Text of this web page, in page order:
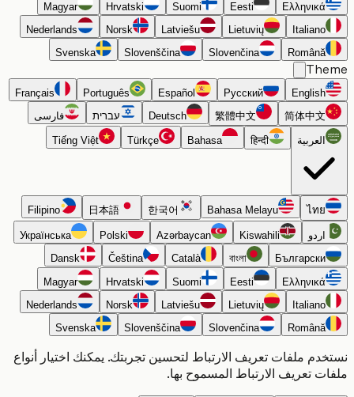
Ελληνικά
Eesti
Suomi
Hrvatski
Magyar
Italiano
Lietuvių
Latviešu
Norsk
Nederlands
Română
Slovenčina
Slovenščina
Svenska
English
Русский
Español
Português
Français
简体中文
繁體中文
Deutsch עברית فارسی
العربية हिन्दी
Bahasa
Türkçe
Tiếng Việt
ไทย
Bahasa Melayu
한국어
日本語
Filipino
اردو Kiswahili
Azərbaycan
Polski
Українська
Български
বাংলা
Català
Čeština
Dansk
Ελληνικά
Eesti
Suomi
Hrvatski
Magyar
Italiano
Lietuvių
Latviešu
Norsk
Nederlands
Română
Slovenčina
Slovenščina
Svenska
ملفات تعريف الارتباط لتحسين تجربتك. يمكنك اختيار أنواع
تعريف الارتباط المسموح بها.